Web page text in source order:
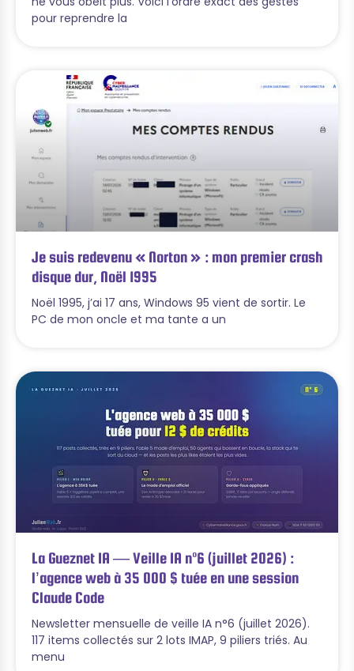
pour reprendre la
Je suis redevenu « Norton » : mon premier crash
disque dur, Noël 1995
Noël 1995, j’ai 17 ans, Windows 95 vient de sortir. Le
PC de mon oncle et ma tante a un
La Gueznet IA — Veille IA n°6 (juillet 2026) :
l’agence web à 35 000 $ tuée en une session
Claude Code
Newsletter mensuelle de veille IA n°6 (juillet 2026).
117 items collectés sur 2 lots IMAP, 9 piliers triés. Au
menu